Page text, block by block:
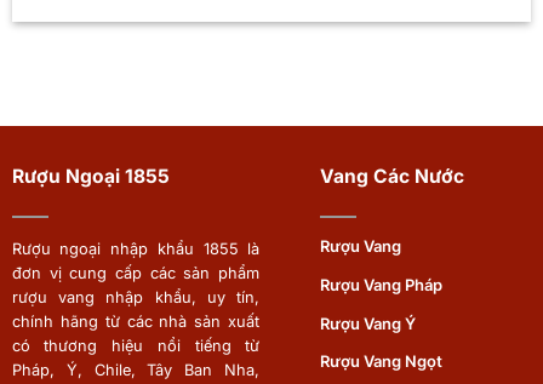
Rượu Ngoại 1855
Rượu ngoại nhập khẩu 1855 là
đơn vị cung cấp các sản phẩm
rượu vang nhập khẩu, uy tín,
chính hãng từ các nhà sản xuất
có thương hiệu nổi tiếng từ
Pháp, Ý, Chile, Tây Ban Nha,
Vang Các Nước
Rượu Vang
Rượu Vang Pháp
Rượu Vang Ý
Rượu Vang Ngọt